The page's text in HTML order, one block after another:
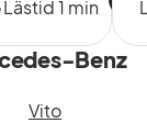
Lästid 1 min
Benz
Vito